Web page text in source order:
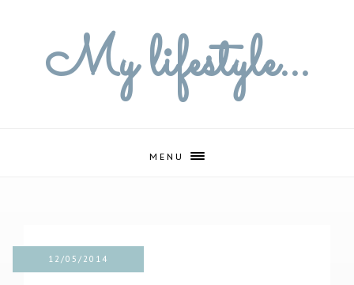
My lifestyle...
MENU
12/05/2014